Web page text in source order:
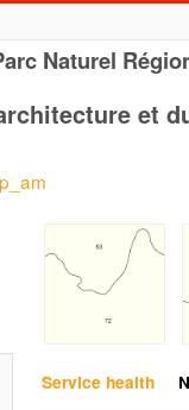
Naturel
et
Service health